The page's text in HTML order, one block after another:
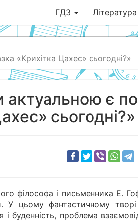
ГДЗ Література
«Крихітка Цахес» сьогодні?»
актуальною є
сьогодні?»
філософа і письменника Е.
цьому фантастичному творі
буденність, проблема